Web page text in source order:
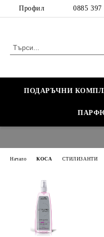
Профил 0885 397
ПОДАРЪЧНИ
Начало КОСА СТИЛИЗАНТИ